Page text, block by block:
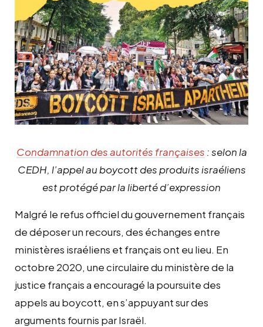
Condamnation des autorités françaises : selon la
CEDH, l’appel au boycott des produits israéliens
est protégé par la liberté d’expression
Malgré le refus officiel du gouvernement français
de déposer un recours, des échanges entre
ministères israéliens et français ont eu lieu. En
octobre 2020, une circulaire du ministère de la
justice français a encouragé la poursuite des
appels au boycott, en s’appuyant sur des
arguments fournis par Israël.